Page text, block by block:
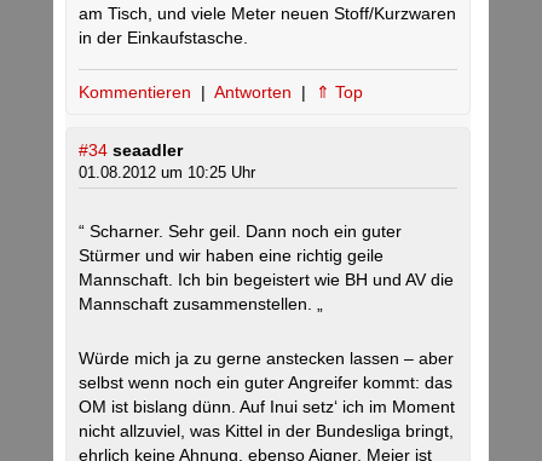
am Tisch, und viele Meter neuen Stoff/Kurzwaren
in der Einkaufstasche.
Kommentieren | Antworten | ⇑ Top
#34 seaadler
01.08.2012 um 10:25 Uhr
“ Scharner. Sehr geil. Dann noch ein guter
Stürmer und wir haben eine richtig geile
Mannschaft. Ich bin begeistert wie BH und AV die
Mannschaft zusammenstellen. „
Würde mich ja zu gerne anstecken lassen – aber
selbst wenn noch ein guter Angreifer kommt: das
OM ist bislang dünn. Auf Inui setz‘ ich im Moment
nicht allzuviel, was Kittel in der Bundesliga bringt,
ehrlich keine Ahnung, ebenso Aigner. Meier ist